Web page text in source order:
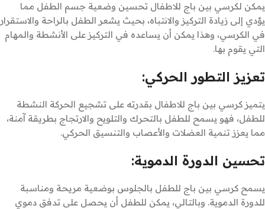
يمكن لكرسي بين باج للاطفال تحسين وضعية جسم الطفل مما
يؤدي إلى زيادة التركيز والانتباه، بحيث يشعر الطفل بالراحة والاستقرار
في الكرسي، وهذا يمكن أن يساعده في التركيز على الأنشطة والمهام
التي يقوم بها.
تعزيز التطور الحركي:
يتميز كرسي بين باج للاطفال بقدرته على تشجيع الحركة النشطة
للطفل، فهو يسمح للطفل بالتحرك والتلويح والارتجاج بطريقة آمنة،
مما يعزز تنمية العضلات والأعصاب والتنسيق الحركي.
تحسين الدورة الدموية:
يسمح كرسي بين باج للطفل بالجلوس بوضعية مريحة ومناسبة
للدورة الدموية. وبالتالي، يمكن للطفل أن يحصل على تدفق دموي